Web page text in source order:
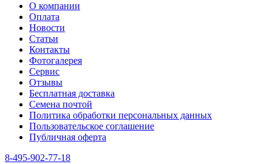
О компании
Оплата
Новости
Статьи
Контакты
Фотогалерея​
Сервис
Отзывы
Бесплатная доставка
Семена почтой
Политика обработки персональных данных
Пользовательское соглашение
Публичная оферта
8-495-902-77-18